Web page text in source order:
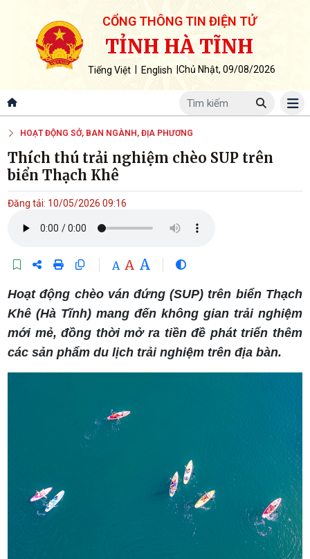
CỔNG THÔNG TIN ĐIỆN TỬ
TỈNH HÀ TĨNH
Tiếng Việt English Chủ Nhật, 09/08/2026
HOẠT ĐỘNG SỞ, BAN NGÀNH, ĐỊA PHƯƠNG
Thích thú trải nghiệm chèo SUP trên
biển Thạch Khê
Đăng tải: 10/05/2026 09:16
A A A
Hoạt động chèo ván đứng (SUP) trên biển Thạch
Khê (Hà Tĩnh) mang đến không gian trải nghiệm
mới mẻ, đồng thời mở ra tiền đề phát triển thêm
các sản phẩm du lịch trải nghiệm trên địa bàn.